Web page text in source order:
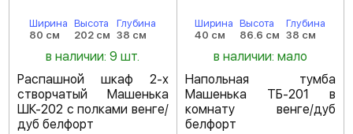
Ширина
80 см
Высота
202 см
Глубина
38 см
в наличии: 9 шт.
Распашной шкаф 2-х
створчатый Машенька
ШК-202 с полками венге/
дуб белфорт
Ширина
40 см
Высота
86.6 см
Глубина
38 см
в наличии: мало
Напольная тумба
Машенька ТБ-201 в
комнату венге/дуб
белфорт